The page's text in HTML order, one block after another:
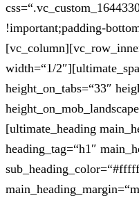
!important;padding-
width=“1/
height_on_tabs=“33″
[ultimate_heading
heading_tag=“h1″